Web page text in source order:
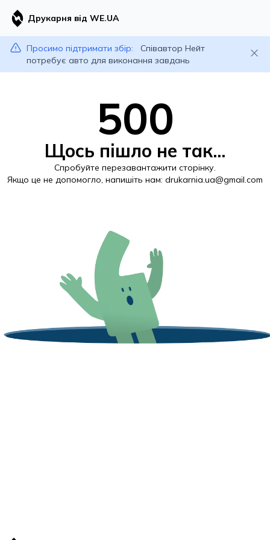
Друкарня від WE.UA
Просимо підтримати збір:
Співавтор Нейт
потребує авто для виконання завдань
500
Щось пішло не так...
Спробуйте перезавантажити сторінку.
Якщо це не допомогло, напишіть нам: drukarnia.ua@gmail.com